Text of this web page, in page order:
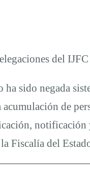
del IJFC
ha sido negada
acumulación de
Fiscalía del